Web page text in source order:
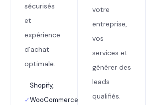
sécurisés
et
expérience
d’achat
optimale.
✓
Shopify,
WooCommerce,
votre
entreprise,
vos
services et
générer des
leads
qualifiés.